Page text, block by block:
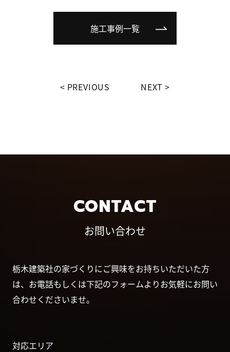
施工事例一覧
PREVIOUS NEXT
CONTACT
お問い合わせ
栃木建築社の家づくりにご興味をお持ちいただいた方
は、お電話もしくは下記のフォームよりお気軽にお問い
合わせくださいませ。
対応エリア